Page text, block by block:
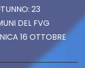
23
DEL FVG
16 OTTOBRE